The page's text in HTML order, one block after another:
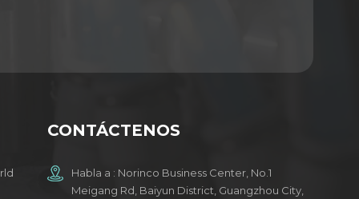
CONTÁCTENOS
Habla a : Norinco Business Center, No.1
Meigang Rd, Baiyun District, Guangzhou City,